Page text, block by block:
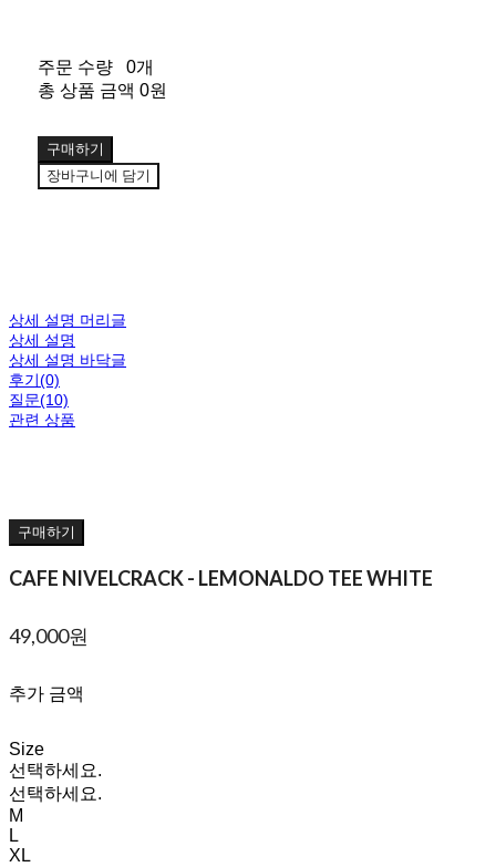
주문 수량
0개
총 상품 금액 0원
구매하기
장바구니에 담기
상세 설명 머리글
상세 설명
상세 설명 바닥글
후기(0)
질문(10)
관련 상품
구매하기
CAFE NIVELCRACK - LEMONALDO TEE WHITE
49,000원
추가 금액
Size
선택하세요.
선택하세요.
M
L
XL